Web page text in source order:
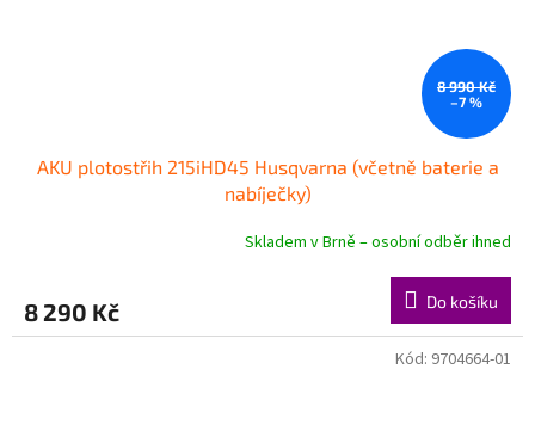
8 990 Kč
–7 %
AKU plotostřih 215iHD45 Husqvarna (včetně baterie a
nabíječky)
je
3,0
Skladem v Brně – osobní odběr ihned
8 290 Kč Do košíku
Kód: 9704664-01